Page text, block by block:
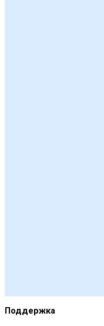
Поддержка